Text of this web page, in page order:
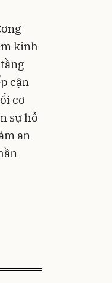
kinh
cận
cơ
sự hỗ
an